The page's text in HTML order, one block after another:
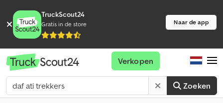
TruckScout24
Gratis in de store Naar de app
Zoeken
Verkopen